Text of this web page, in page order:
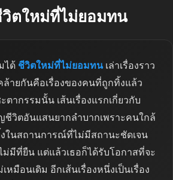
วิตใหม่ที่ไม่ยอมทน
ได้ ชีวิตใหม่ที่ไม่ยอมทนเล่าเรื่องราว
ายกันคือเรื่องของคนที่ถูกทิ้งแล้ว
ตากรรมนั้น เส้นเรื่องแรกเกี่ยวกับ
วิตอันแสนยากลำบากเพราะคนใกล้
ในสถานการณ์ที่ไม่มีสถานะชัดเจน
มีที่ยืน แต่แล้วเธอก็ได้รับโอกาสที่จะ
หมือนเดิม อีกเส้นเรื่องหนึ่งเป็นเรื่อง